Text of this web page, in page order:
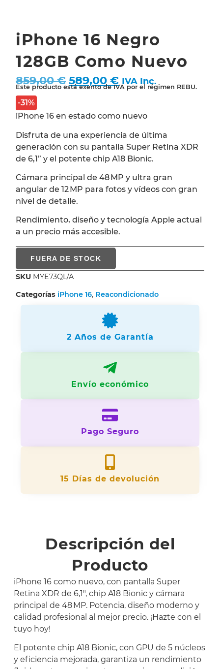
iPhone 16 Negro
128GB Como Nuevo
859,00€ 589,00 € IVA Inc.
Este producto está exento de IVA por el régimen REBU.
-31%
iPhone 16 en estado como nuevo
Disfruta de una experiencia de última
generación con su pantalla Super Retina XDR
de 6,1” y el potente chip A18 Bionic.
Cámara principal de 48 MP y ultra gran
angular de 12 MP para fotos y vídeos con gran
nivel de detalle.
Rendimiento, diseño y tecnología Apple actual
a un precio más accesible.
FUERA DE STOCK
SKU MYE73QL/A
Categorías iPhone 16, Reacondicionado
2 Años de Garantía
Envío económico
Pago Seguro
15 Días de devolución
Descripción del
Producto
iPhone 16 como nuevo, con pantalla Super
Retina XDR de 6,1″, chip A18 Bionic y cámara
principal de 48 MP. Potencia, diseño moderno y
calidad profesional al mejor precio. ¡Hazte con el
tuyo hoy!
El potente chip A18 Bionic, con GPU de 5 núcleos
y eficiencia mejorada, garantiza un rendimiento